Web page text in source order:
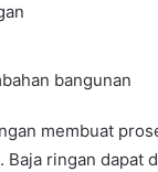
bangunan
membuat
Baja ringan dapat